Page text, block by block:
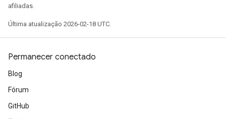
afiliadas.
Última atualização 2026-02-18 UTC.
Permanecer conectado
Blog
Fórum
GitHub